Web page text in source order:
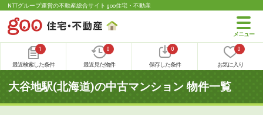
NTTグループ運営の不動産総合サイト goo住宅・不動産
1
最近検索した条件
0
最近見た物件
0
保存した条件
0
お気に入り
大谷地駅(北海道)の中古マンション 物件一覧